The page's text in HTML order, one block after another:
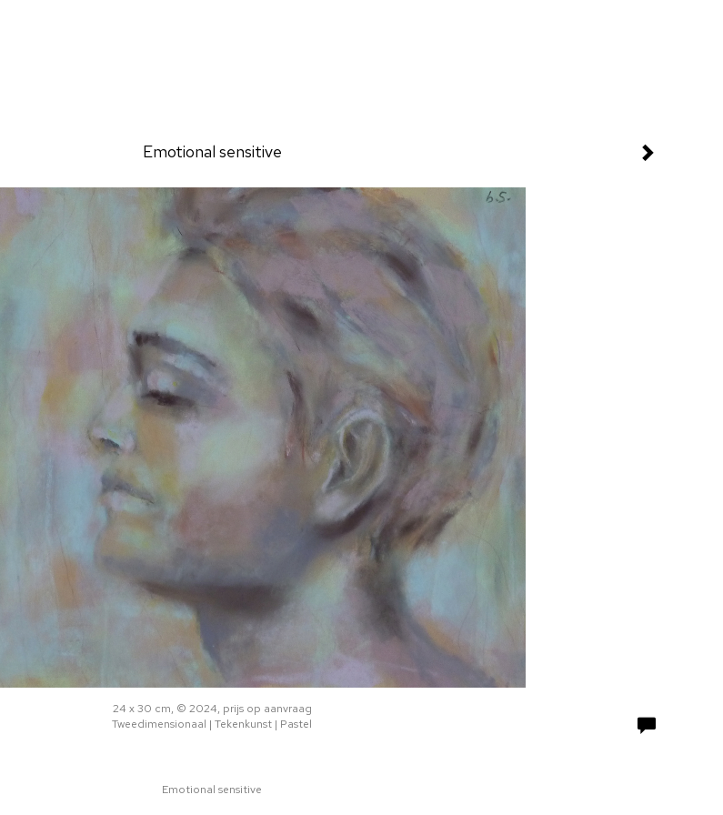
Emotional sensitive
24 x 30 cm, © 2024, prijs op aanvraag
Tweedimensionaal | Tekenkunst | Pastel
Emotional sensitive